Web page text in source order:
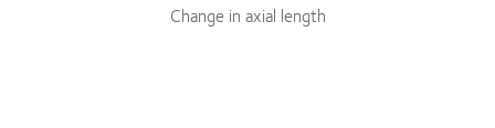
Change in axial length